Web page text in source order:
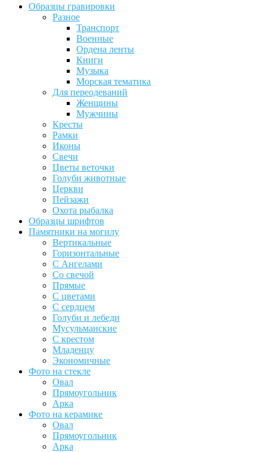
Образцы гравировки
Разное
Транспорт
Военные
Ордена ленты
Книги
Музыка
Морская тематика
Для переодеваний
Женщины
Мужчины
Кресты
Рамки
Иконы
Свечи
Цветы веточки
Голуби животные
Церкви
Пейзажи
Охота рыбалка
Образцы шрифтов
Памятники на могилу
Вертикальные
Горизонтальные
С Ангелами
Со свечой
Прямые
С цветами
С сердцем
Голуби и лебеди
Мусульманские
С крестом
Младенцу
Экономичные
Фото на стекле
Овал
Прямоугольник
Арка
Фото на керамике
Овал
Прямоугольник
Арка